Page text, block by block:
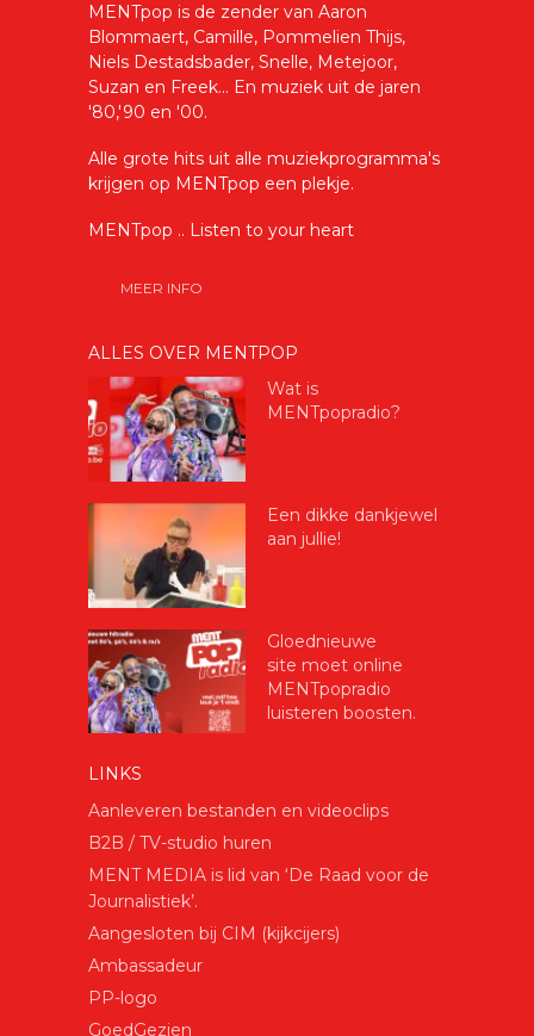
MENTpop is de zender van Aaron
Blommaert, Camille, Pommelien Thijs,
Niels Destadsbader, Snelle, Metejoor,
Suzan en Freek... En muziek uit de jaren
'80,'90 en '00.
Alle grote hits uit alle muziekprogramma's
krijgen op MENTpop een plekje.
MENTpop .. Listen to your heart
MEER INFO
ALLES OVER MENTPOP
Wat is
MENTpopradio?
Een dikke dankjewel
aan jullie!
Gloednieuwe
site moet online
MENTpopradio
luisteren boosten.
LINKS
Aanleveren bestanden en videoclips
B2B / TV-studio huren
MENT MEDIA is lid van ‘De Raad voor de
Journalistiek’.
Aangesloten bij CIM (kijkcijers)
Ambassadeur
PP-logo
GoedGezien